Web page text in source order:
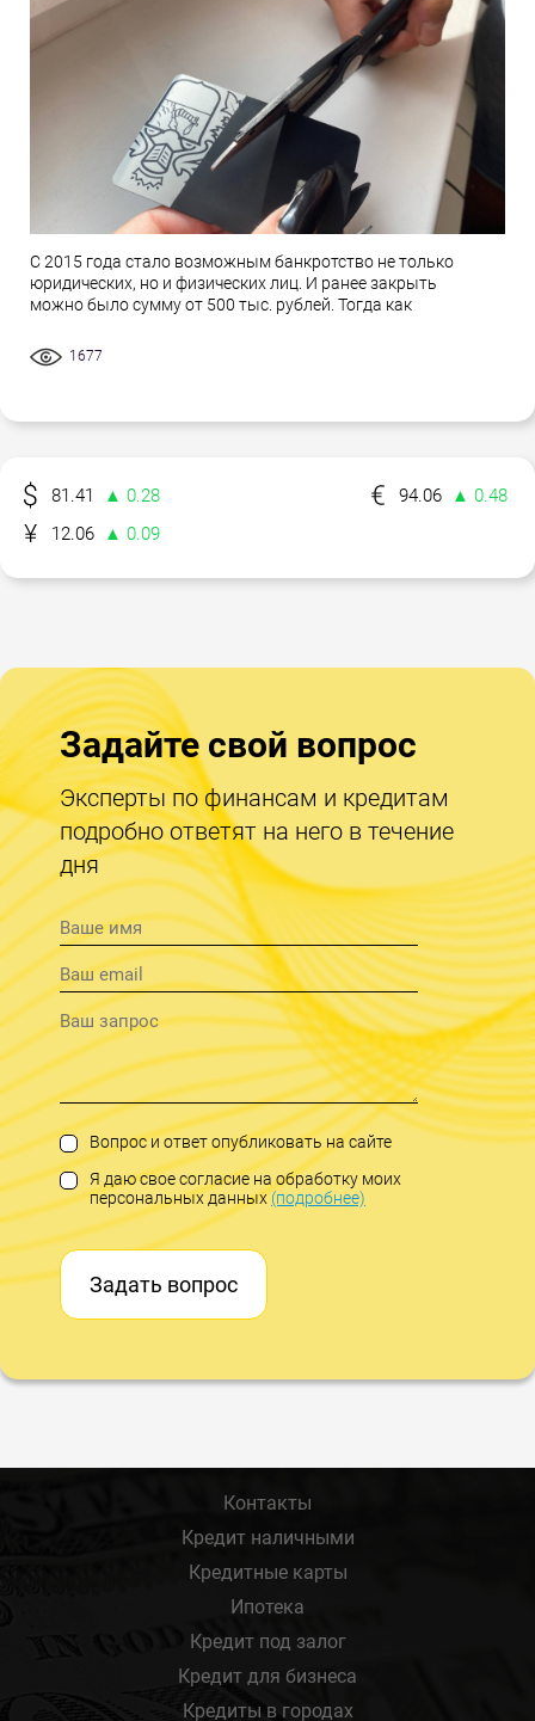
С 2015 года стало возможным банкротство не только
юридических, но и физических лиц. И ранее закрыть
можно было сумму от 500 тыс. рублей. Тогда как
1677
81.41 ▲ 0.28 94.06
▲ 0.48
12.06
▲ 0.09
Задайте свой вопрос
Эксперты по финансам и кредитам
подробно ответят на него в течение
дня
Вопрос и ответ опубликовать на сайте
Я даю свое согласие на обработку моих
персональных данных(подробнее)
Задать вопрос
Контакты
Кредит наличными
Кредитные карты
Ипотека
Кредит под залог
Кредит для бизнеса
Кредиты в городах